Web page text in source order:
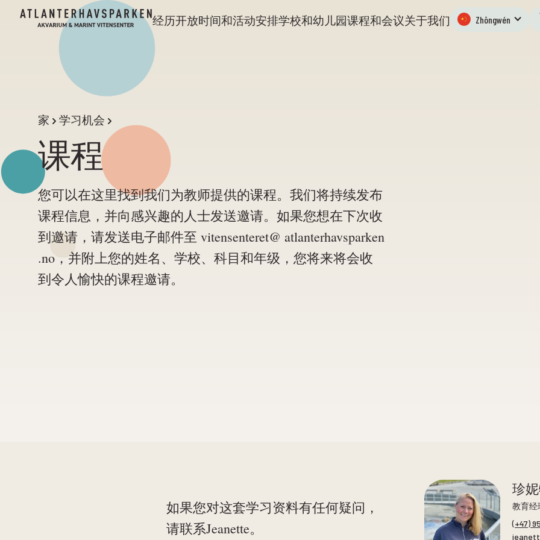
经历开放时间和活动安排学校和幼儿园课程和会议关于我们 Zhōngwén
家 学习机会
课程
您可以在这里找到我们为教师提供的课程。我们将持续发布
课程信息，并向感兴趣的人士发送邀请。如果您想在下次收
到邀请，请发送电子邮件至 vitensenteret@ atlanterhavsparken
.no，并附上您的姓名、学校、科目和年级，您将来将会收
到令人愉快的课程邀请。
如果您对这套学习资料有任何疑问，
请联系Jeanette。
珍
教育
(+47)